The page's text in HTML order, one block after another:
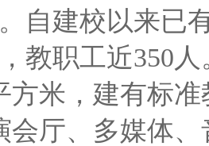
自建校以来已
教职工近350
方米，建有标
会厅、多媒体